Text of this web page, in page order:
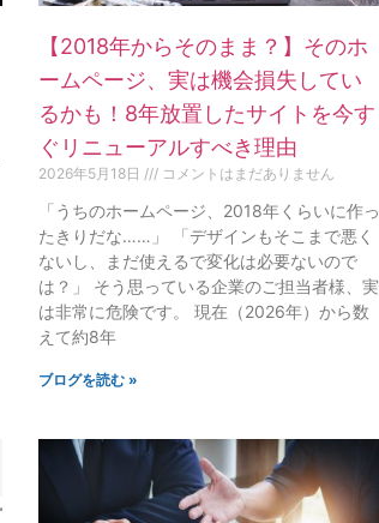
【2018年からそのまま？】そのホ
ームページ、実は機会損失してい
るかも！8年放置したサイトを今す
ぐリニューアルすべき理由
2026年5月18日 コメントはまだありません
「うちのホームページ、2018年くらいに作っ
たきりだな……」 「デザインもそこまで悪く
ないし、まだ使えるで変化は必要ないので
は？」 そう思っている企業のご担当者様、実
は非常に危険です。 現在（2026年）から数
えて約8年
ブログを読む »